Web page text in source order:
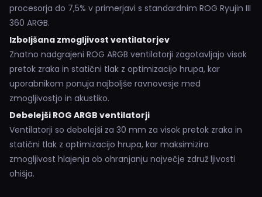
procesorja do 7,5% v primerjavi s standardnim ROG Ryujin III
360 ARGB.
Izboljšana zmogljivost ventilatorjev
Znatno nadgrajeni ROG ARGB ventilatorji zagotavljajo visok
pretok zraka in statični tlak z optimizacijo hrupa, kar
uporabnikom ponuja najboljše ravnovesje med
zmogljivostjo in akustiko.
Debelejši ROG ARGB ventilatorji
Ventilatorji so debelejši za 30 mm za visok pretok zraka in
statični tlak z optimizacijo hrupa, kar maksimizira
zmogljivost hlajenja ob ohranjanju največje združ ljivosti
ohišja.